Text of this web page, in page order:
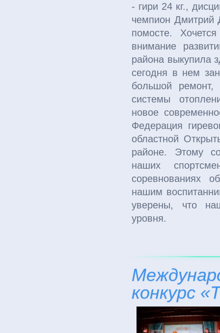
- гири 24 кг.,
чемпион Дмитрий
помосте.
внимание
района выкупила
сегодня в нем
большой
системы
новое
Федерация
областной
районе. Этому
наших
соревнованиях
нашим
уверены, что
уровня.
конкурс